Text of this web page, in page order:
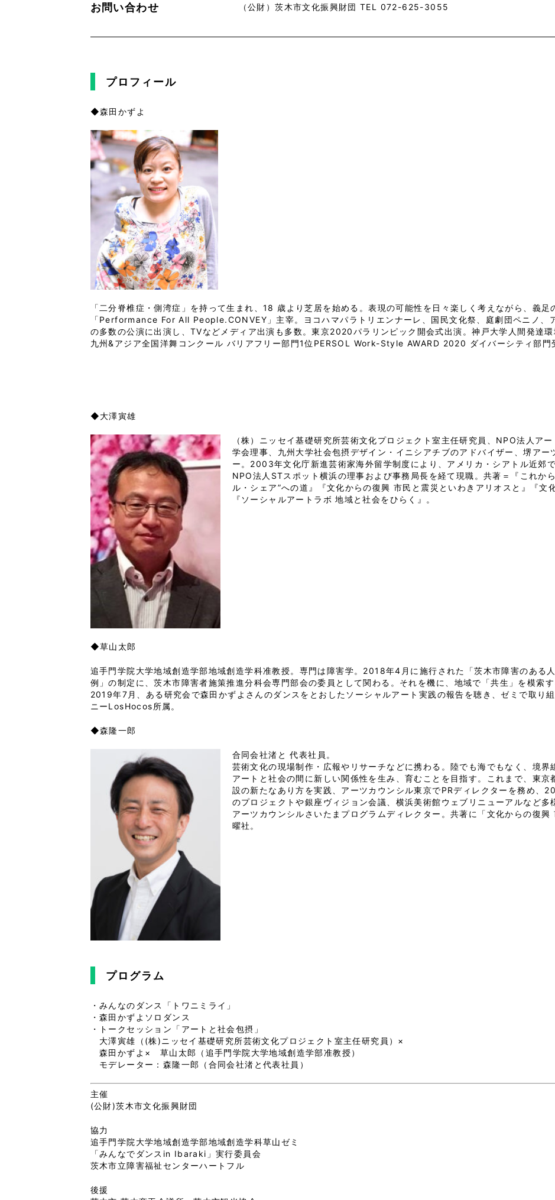
お問い合わせ （公財）茨木市文化振興財団 TEL 072-625-3055
プロフィール
◆森田かずよ
「二分脊椎症・側湾症」を持って生まれ、18 歳より芝居を始める。表現の可能性を日々楽しく考えながら、義足
「Performance For All People.CONVEY」主宰。ヨコハマパラトリエンナーレ、国民文化祭、庭劇団ペニノ、
の多数の公演に出演し、TVなどメディア出演も多数。東京2020パラリンピック開会式出演。神戸大学人間発達
九州&アジア全国洋舞コンクール バリアフリー部門1位PERSOL Work-Style AWARD 2020 ダイバーシティ部門
◆大澤寅雄
（株）ニッセイ基礎研究所芸術文化プロジェクト室主任研究員、NPO法人ア
学会理事、九州大学社会包摂デザイン・イニシアチブのアドバイザー、堺ア
ー。2003年文化庁新進芸術家海外留学制度により、アメリカ・シアトル近郊
NPO法人STスポット横浜の理事および事務局長を経て現職。共著＝『これか
ル・シェア”への道』『文化からの復興 市民と震災といわきアリオスと』『文
『ソーシャルアートラボ 地域と社会をひらく』。
◆草山太郎
追手門学院大学地域創造学部地域創造学科准教授。専門は障害学。2018年4月に施行された「茨木市障害のある
例」の制定に、茨木市障害者施策推進分科会専門部会の委員として関わる。それを機に、地域で「共生」を模索
2019年7月、ある研究会で森田かずよさんのダンスをとおしたソーシャルアート実践の報告を聴き、ゼミで取り
ニーLosHocos所属。
◆森隆一郎
合同会社渚と 代表社員。
芸術文化の現場制作・広報やリサーチなどに携わる。陸でも海でもなく、境界
アートと社会の間に新しい関係性を生み、育むことを目指す。これまで、東
設の新たなあり方を実践、アーツカウンシル東京でPRディレクターを務め、
のプロジェクトや銀座ヴィジョン会議、横浜美術館ウェブリニューアルなど
アーツカウンシルさいたまプログラムディレクター。共著に「文化からの復
曜社。
プログラム
・みんなのダンス「トワニミライ」
・森田かずよソロダンス
・トークセッション「アートと社会包摂」
大澤寅雄（(株)ニッセイ基礎研究所芸術文化プロジェクト室主任研究員）×
森田かずよ× 草山太郎（追手門学院大学地域創造学部准教授）
モデレーター：森隆一郎（合同会社渚と代表社員）
主催
(公財)茨木市文化振興財団
協力
追手門学院大学地域創造学部地域創造学科草山ゼミ
「みんなでダンスin Ibaraki」実行委員会
茨木市立障害福祉センターハートフル
後援